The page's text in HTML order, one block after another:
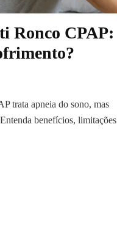
Ronco CPAP:
trata apneia do sono, mas
benefícios, limitações